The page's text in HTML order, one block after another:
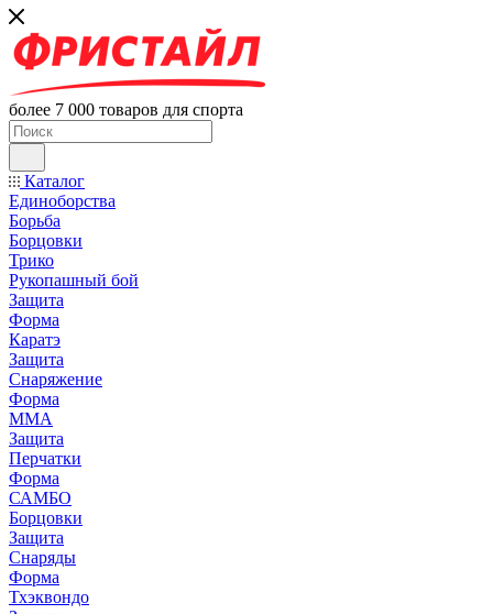
более 7 000 товаров для спорта
Каталог
Единоборства
Борьба
Борцовки
Трико
Рукопашный бой
Защита
Форма
Каратэ
Защита
Снаряжение
Форма
ММА
Защита
Перчатки
Форма
САМБО
Борцовки
Защита
Снаряды
Форма
Тхэквондо